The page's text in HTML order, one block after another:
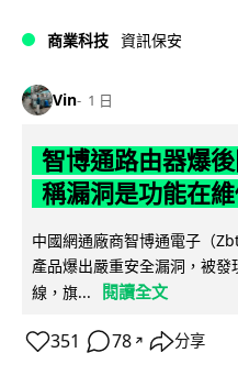
商業科技 資訊保安
Vin 1 日
智博通路由器爆
稱漏洞是功能在
中國網通廠商智博通電子（
產品爆出嚴重安全漏洞，被
線，旗...
閱讀全文
351 78 ↗ 分享